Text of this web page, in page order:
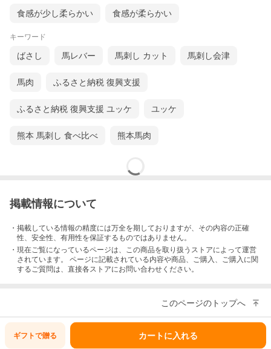
商品情報
お届け内
容
1個あたりの重量は約100gの不定貫 計800g（個数
合計800g以上でのお届け）※1個あたりの重量が異
馬肉（ウルグアイ、モンゴル、その他）
保存方法冷凍（-18度以下で保管下さい）解凍された場合
は、お早めにお召し上がり下さい。
発送方法
食感が少し柔らかい 食感が柔らかい
キーワード
ばさし 馬レバー 馬刺し カット 馬刺し会津
馬肉 ふるさと納税 復興支援
ふるさと納税 復興支援 ユッケ ユッケ
熊本 馬刺し 食べ比べ 熊本馬肉
掲載情報について
・掲載している情報の精度には万全を期しておりますが、その内容の正確
性、安全性、有用性を保証するものではありません。
・現在ご覧になっているページは、この商品を取り扱うストアによって運営
されています。 ページに記載されている内容や商品、ご購入 、ご購入に関
するご質問は、直接各ストアにお問い合わせください。
このページのトップへ
ギフトで贈る カートに入れる